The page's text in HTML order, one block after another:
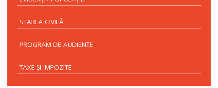
STAREA CIVILĂ
PROGRAM DE AUDIENŢE
TAXE ŞI IMPOZITE